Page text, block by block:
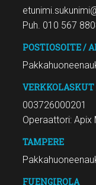
Puh. 010 567
POSTIOSOITE /
003726000201
Operaattori: Apix
TAMPERE
FUENGIROLA